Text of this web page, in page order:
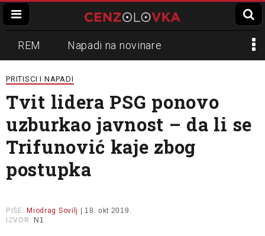
REM Napadi na novinare
Zvučni top
Propaganda Lokalni mediji
Informer Slavko Ćuruvija
PRITISCI I NAPADI
Tvit lidera PSG ponovo
uzburkao javnost – da li se
Trifunović kaje zbog
postupka
PIŠE: Miodrag Sovilj
| 18. okt 2019.
IZVOR: N1